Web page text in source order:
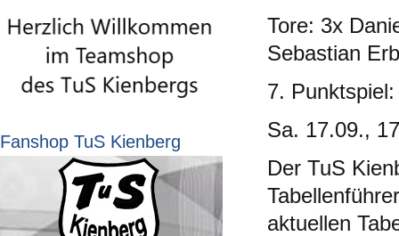
Fanshop TuS Kienberg
Tore: 3x
Sebastian
7. Punktspiel:
Sa. 17.09.,
Der TuS
aktuellen